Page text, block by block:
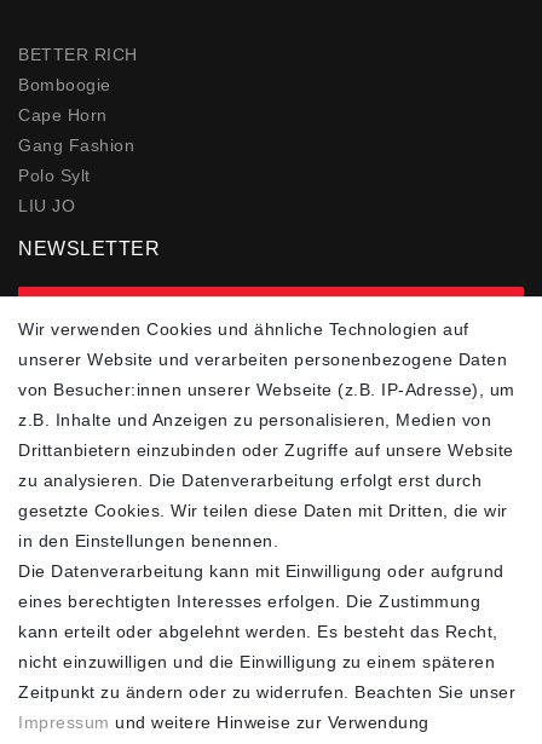
BETTER RICH
Bomboogie
Cape Horn
Gang Fashion
Polo Sylt
LIU JO
NEWSLETTER
FOLGEN SIE UNS
ZAHLUNGSARTEN
SCHNELLER UND
KOSTENLOSER
FASHION HOUSE
Hotline: +49
Wir verwenden Cookies und ähnliche Technologien auf
unserer Website und verarbeiten personenbezogene Daten
von Besucher:innen unserer Webseite (z.B. IP-Adresse), um
z.B. Inhalte und Anzeigen zu personalisieren, Medien von
Drittanbietern einzubinden oder Zugriffe auf unsere Website
zu analysieren. Die Datenverarbeitung erfolgt erst durch
gesetzte Cookies. Wir teilen diese Daten mit Dritten, die wir
in den Einstellungen benennen.
Die Datenverarbeitung kann mit Einwilligung oder aufgrund
eines berechtigten Interesses erfolgen. Die Zustimmung
kann erteilt oder abgelehnt werden. Es besteht das Recht,
nicht einzuwilligen und die Einwilligung zu einem späteren
Zeitpunkt zu ändern oder zu widerrufen. Beachten Sie unser
Impressum und weitere Hinweise zur Verwendung